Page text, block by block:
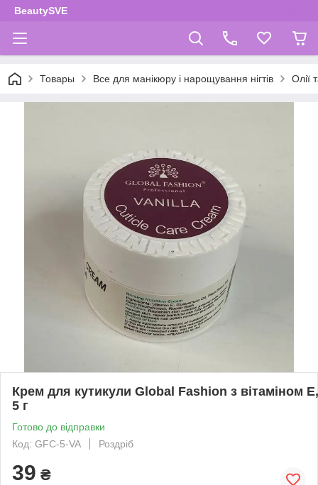
BeautySVE
Товары Все для манікюру і нарощування нігтів Олії
Крем для кутикули Global Fashion з вітаміном
5 г
Готово до відправки
Код: GFC-5-VA
Роздріб
39 ₴